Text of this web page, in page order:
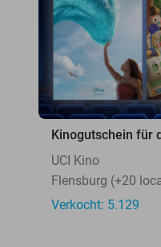
Kinogutschein für
UCI Kino
Flensburg (+20
Verkocht: 5.129